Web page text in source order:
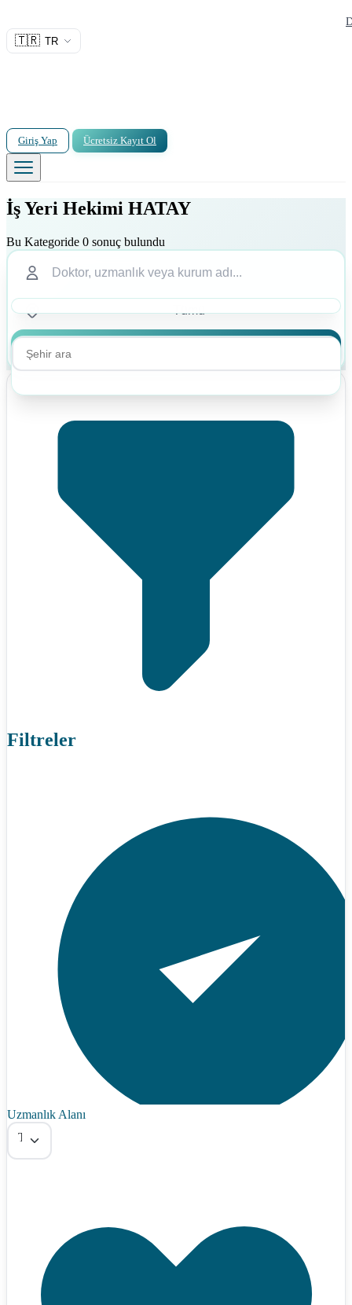
🇹🇷 TR
Giriş Yap Ücretsiz Kayıt Ol
İş Yeri Hekimi HATAY
Bu Kategoride 0 sonuç bulundu
Filtreler
Uzmanlık Alanı
Tümü